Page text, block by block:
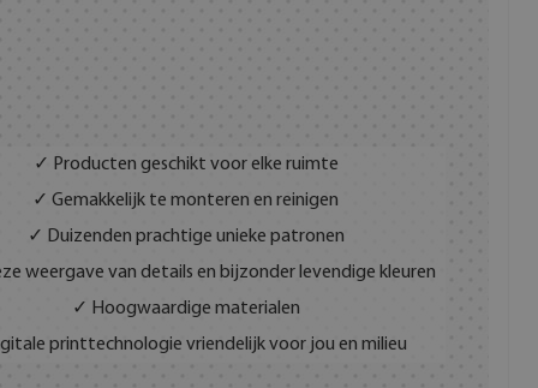
✓ Producten geschikt voor elke ruimte
✓ Gemakkelijk te monteren en reinigen
✓ Duizenden prachtige unieke patronen
weergave van details en bijzonder levendige kleuren
✓ Hoogwaardige materialen
printtechnologie vriendelijk voor jou en milieu